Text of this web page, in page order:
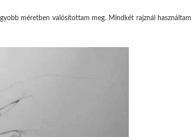
méretben valósítottam meg. Mindkét rajznál használtam